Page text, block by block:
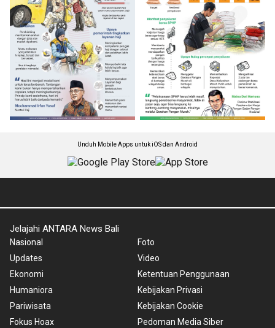
Unduh Mobile Apps untuk iOS dan Android
Jelajahi ANTARA News Bali
Nasional
Updates
Ekonomi
Humaniora
Pariwisata
Fokus Hoax
Foto
Video
Ketentuan Penggunaan
Kebijakan Privasi
Kebijakan Cookie
Pedoman Media Siber